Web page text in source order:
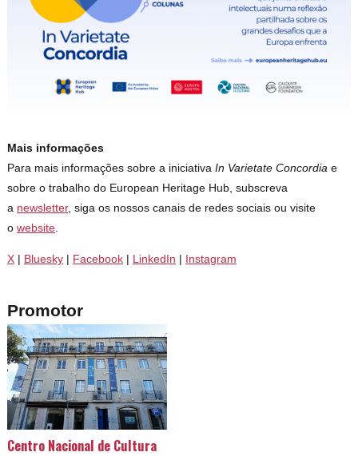
Mais informações
Para mais informações sobre a iniciativaIn Varietate Concordia e
sobre o trabalho do European Heritage Hub, subscreva
a newsletter, siga os nossos canais de redes sociais ou visite
owebsite
X | Bluesky | Facebook | LinkedIn | Instagram
Promotor
Centro Nacional de Cultura